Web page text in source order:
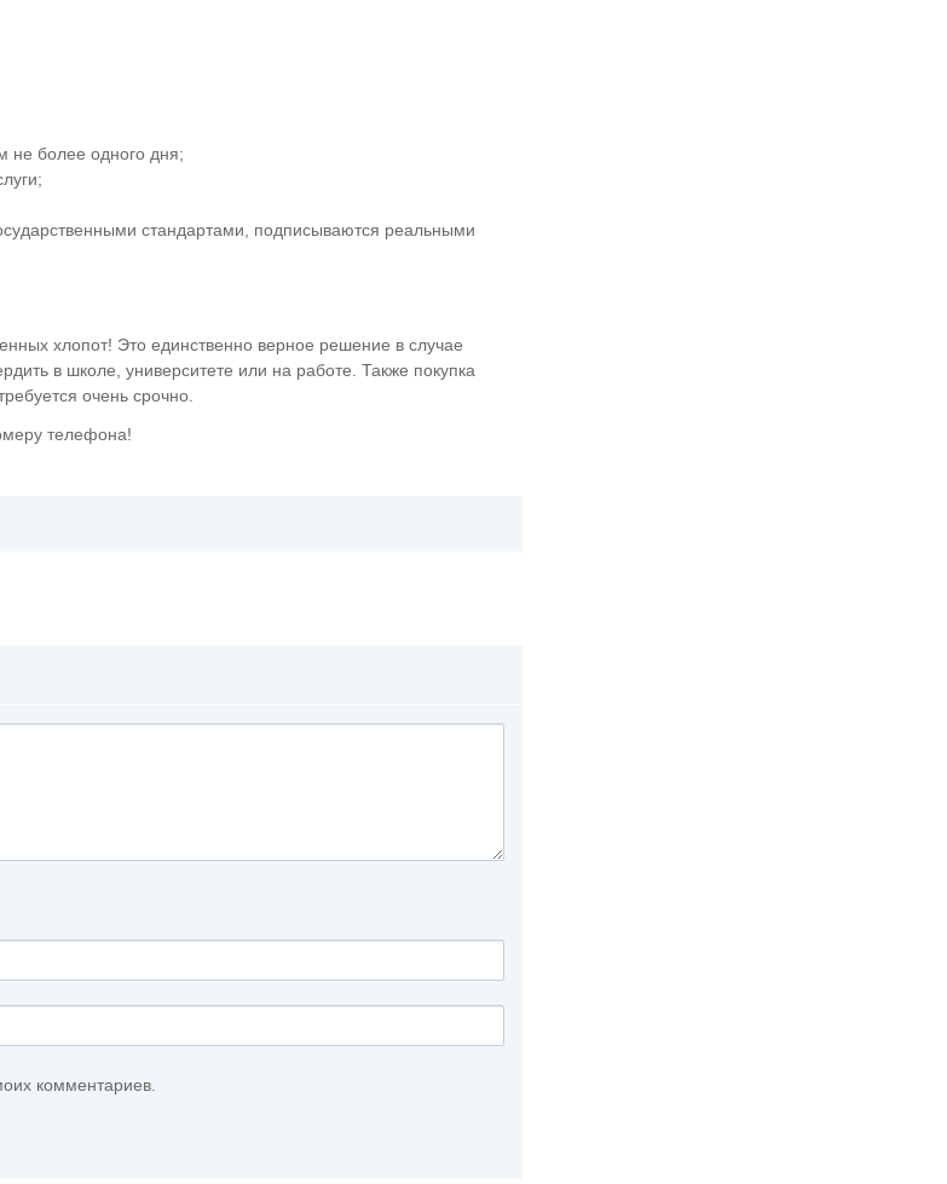
не более одного дня;
стандартами, подписываются реальными
хлопот! Это единственно верное решение в случае
в школе, университете или на работе. Также покупка
очень срочно.
телефона!
комментариев.